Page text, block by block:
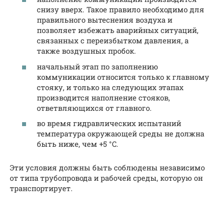
снизу вверх. Такое правило необходимо для
правильного вытеснения воздуха и
позволяет избежать аварийных ситуаций,
связанных с переизбытком давления, а
также воздушных пробок.
начальный этап по заполнению
коммуникации относится только к главному
стояку, и только на следующих этапах
производится наполнение стояков,
ответвляющихся от главного.
во время гидравлических испытаний
температура окружающей среды не должна
быть ниже, чем +5 °C.
Эти условия должны быть соблюдены независимо
от типа трубопровода и рабочей среды, которую он
транспортирует.